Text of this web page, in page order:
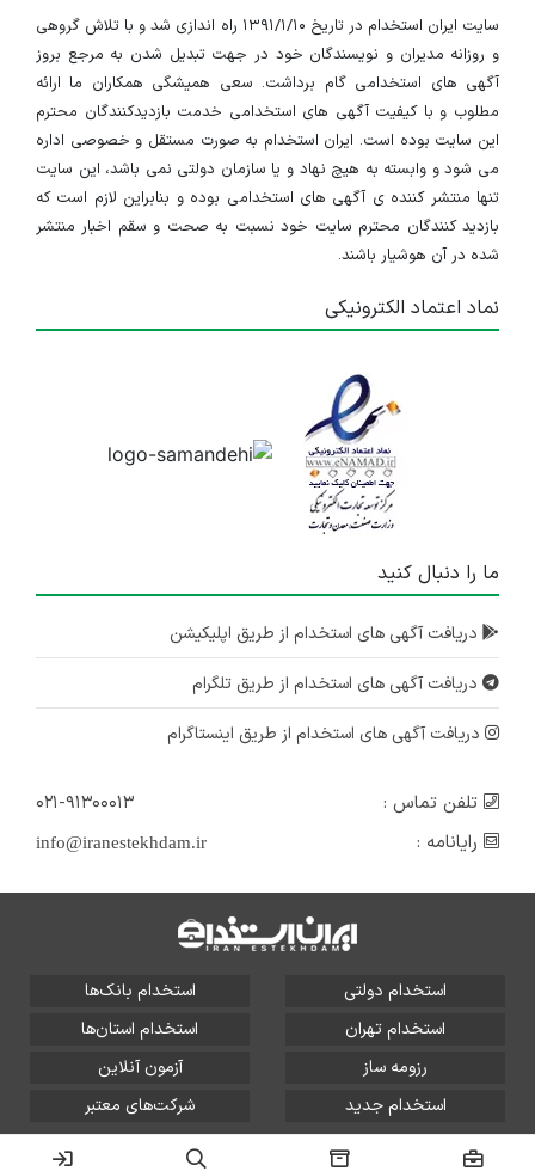
سایت ایران استخدام در تاریخ ۱۳۹۱/۱/۱۰ راه اندازی شد و با تلاش گروهی
و روزانه مدیران و نویسندگان خود در جهت تبدیل شدن به مرجع بروز
آگهی های استخدامی گام برداشت. سعی همیشگی همکاران ما ارائه
مطلوب و با کیفیت آگهی های استخدامی خدمت بازدیدکنندگان محترم
این سایت بوده است. ایران استخدام به صورت مستقل و خصوصی اداره
می شود و وابسته به هیچ نهاد و یا سازمان دولتی نمی باشد، این سایت
تنها منتشر کننده ی آگهی های استخدامی بوده و بنابراین لازم است که
بازدید کنندگان محترم سایت خود نسبت به صحت و سقم اخبار منتشر
شده در آن هوشیار باشند.
نماد اعتماد الکترونیکی
ما را دنبال کنید
دریافت آگهی های استخدام از طریق اپلیکیشن
دریافت آگهی های استخدام از طریق تلگرام
دریافت آگهی های استخدام از طریق اینستاگرام
تلفن تماس :
۰۲۱-۹۱۳۰۰۰۱۳
رایانامه :
info@iranestekhdam.ir
استخدام دولتی
استخدام بانک‌ها
استخدام تهران
استخدام استان‌ها
رزومه ساز
آزمون آنلاین
استخدام جدید
شرکت‌های معتبر
تمامی حقوق این سایت برای آلتین سیستم محفوظ است و هر